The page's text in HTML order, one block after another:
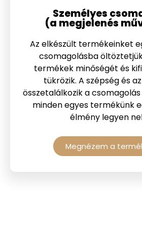
Személyes
(a megjelenés
Az elkészült termékeinket
csomagolásba
termékek minőségét és
tükrözik. A szépség és
összetalálkozik a
minden egyes termékünk
élmény legyen
Megnézem a